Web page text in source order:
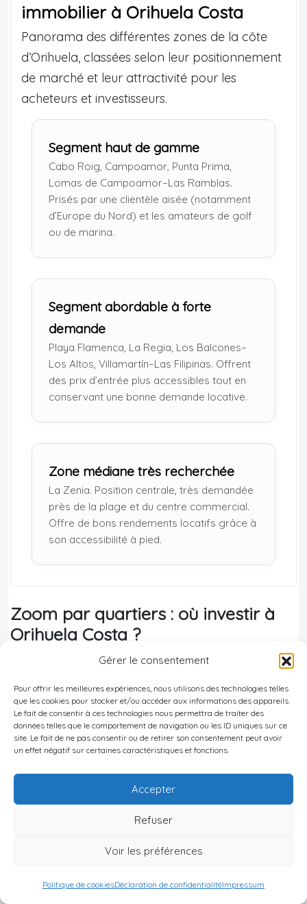
Gérer le consentement
Pour offrir les meilleures expériences, nous utilisons des technologies telles
que les cookies pour stocker et/ou accéder aux informations des appareils.
Le fait de consentir à ces technologies nous permettra de traiter des
données telles que le comportement de navigation ou les ID uniques sur ce
site. Le fait de ne pas consentir ou de retirer son consentement peut avoir
un effet négatif sur certaines caractéristiques et fonctions.
Accepter
Refuser
Voir les préférences
Politique de cookiesDéclaration de confidentialitéImpressum
immobilier à Orihuela Costa
Panorama des différentes zones de la côte
d’Orihuela, classées selon leur positionnement
de marché et leur attractivité pour les
acheteurs et investisseurs.
Segment haut de gamme
Cabo Roig, Campoamor, Punta Prima,
Lomas de Campoamor–Las Ramblas.
Prisés par une clientèle aisée (notamment
d’Europe du Nord) et les amateurs de golf
ou de marina.
Segment abordable à forte
demande
Playa Flamenca, La Regia, Los Balcones–
Los Altos, Villamartín–Las Filipinas. Offrent
des prix d’entrée plus accessibles tout en
conservant une bonne demande locative.
Zone médiane très recherchée
La Zenia. Position centrale, très demandée
près de la plage et du centre commercial.
Offre de bons rendements locatifs grâce à
son accessibilité à pied.
Zoom par quartiers : où investir à
Orihuela Costa ?
que de gagner quelques milliers d’euros sur le prix
de vente. Chaque secteur d’Orihuela Costa attire
un profil de locataire ou d’acheteur différent.
local
se situe sur un promontoire, avec
criques et une ambiance très “carte postale”. Les